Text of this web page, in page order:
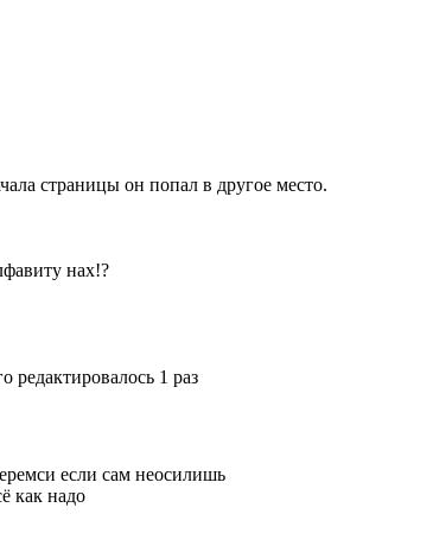
страницы он попал в другое место.
нах!?
редактировалось 1 раз
если сам неосилишь
как надо